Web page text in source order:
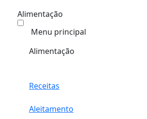
Alimentação
Menu principal
Alimentação
Receitas
Aleitamento